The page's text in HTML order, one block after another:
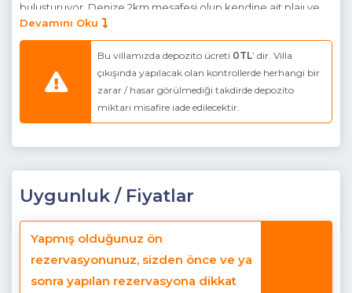
buluşturuyor. Denize 2km mesafesi olup kendine ait plajı ve
iskelesi olan bir tesistir. Doğa içinde kuş seslerinin yankılandığı
Turunç Koyu’nun eşsiz manzarasını seyredebileceğiniz vadinin
içinde bulunan Villa toplam 5.000 m2 üzerine kurulmuş olup
2+1 Villalardan oluşmaktadır.Ayrıca aynı site içerisinde birden
seçenek olacaktır.
NOT:Fiyatlarımız kahvaltı dahil fiyatlardır. Restoran villa
NOT: Görsellerimiz ortak resim olup , eve göre mobilya
Havuz Katı Teras:Güneşlenme alanı, Özel havuz, Özel
bahçe, Otopark
Detayları: 4 Adet şezlong, 4 Kişilik masa ve sandalye
Devamını Oku
Bu villamızda depozito ücreti 0TL’ dir. Villa
çıkışında yapılacak olan kontrollerde herhangi bir
zarar / hasar görülmediği takdirde depozito
miktarı misafire iade edilecektir.
Uygunluk / Fiyatlar
Yapmış olduğunuz ön
rezervasyonunuz, sizden önce ve ya
sonra yapılan rezervasyona dikkat